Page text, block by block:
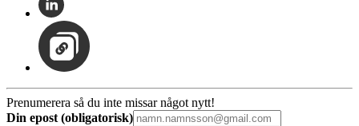
Prenumerera så du inte missar något nytt!
Din epost (obligatorisk)